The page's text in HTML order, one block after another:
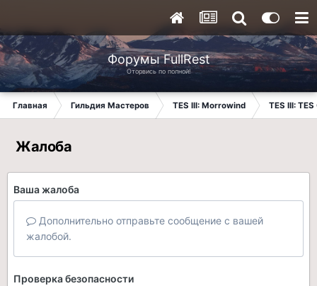
Форумы FullRest
Оторвись по полной!
Главная Гильдия Мастеров TES III: Morrowind TES III:
Жалоба
Ваша жалоба
Дополнительно отправьте сообщение с вашей
жалобой.
Проверка безопасности